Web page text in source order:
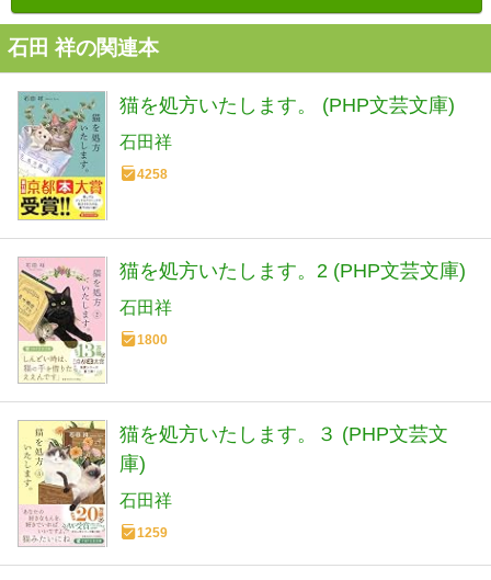
石田 祥の関連本
猫を処方いたします。 (PHP文芸文庫)
石田祥
4258
猫を処方いたします。2 (PHP文芸文庫)
石田祥
1800
猫を処方いたします。３ (PHP文芸文
庫)
石田祥
1259